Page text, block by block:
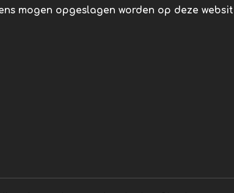
mogen opgeslagen worden op deze